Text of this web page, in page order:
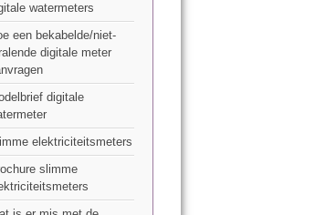
watermeters
een bekabelde/niet-
digitale meter
digitale
elektriciteitsmeters
slimme